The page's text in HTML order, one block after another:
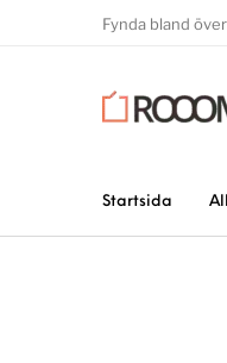
Fynda bland
Startsida